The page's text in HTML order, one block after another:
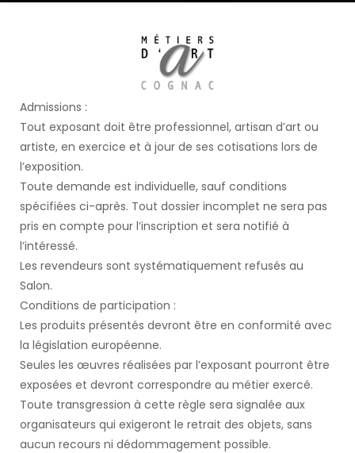
Admissions :
Tout exposant doit être professionnel, artisan d’art ou
artiste, en exercice et à jour de ses cotisations lors de
l’exposition.
Toute demande est individuelle, sauf conditions
spécifiées ci-après. Tout dossier incomplet ne sera pas
pris en compte pour l’inscription et sera notifié à
l’intéressé.
Les revendeurs sont systématiquement refusés au
Salon.
Conditions de participation :
Les produits présentés devront être en conformité avec
la législation européenne.
Seules les œuvres réalisées par l’exposant pourront être
exposées et devront correspondre au métier exercé.
Toute transgression à cette règle sera signalée aux
organisateurs qui exigeront le retrait des objets, sans
aucun recours ni dédommagement possible.